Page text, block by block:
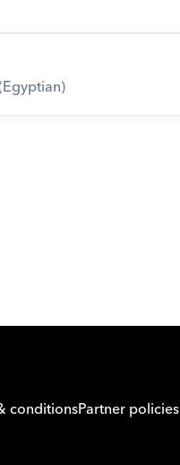
conditionsPartner policies